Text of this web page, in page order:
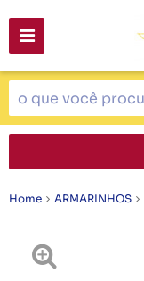
Home ARMARINHOS